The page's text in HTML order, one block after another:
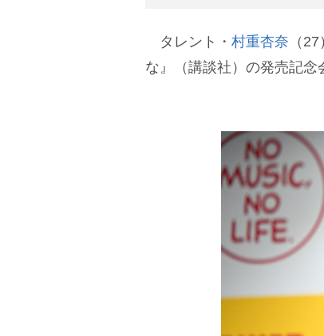
タレント・ 村重杏奈 （
な』（講談社）の発売記念